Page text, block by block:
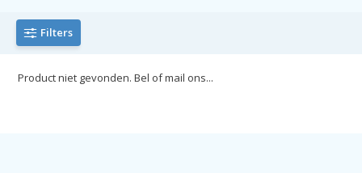
Filters
Product niet gevonden. Bel of mail ons...